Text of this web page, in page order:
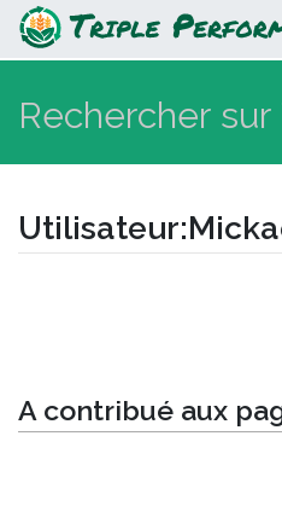
Mickaël Hedde
Utilisateur:
A contribué aux